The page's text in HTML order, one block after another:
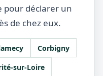
pour déclarer un
de chez eux.
Corbigny
sur-Loire